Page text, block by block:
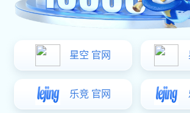
精密系列 哥伽奥系列
德高系列
尼龙系列 锌合金系列
304不锈钢